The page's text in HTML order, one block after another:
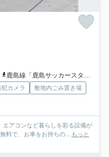
鹿島線「鹿島サッカースタジア」駅 徒歩93分
犯カメラ
敷地内ごみ置き場
エアコンなど暮らしを彩る設備が
料で、お車をお持ちの... もっと